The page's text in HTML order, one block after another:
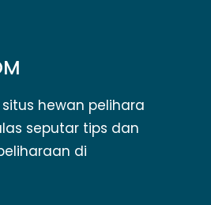
hewan pelihara
seputar tips dan
di